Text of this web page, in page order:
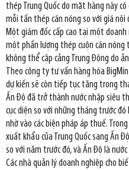
thép Trung Quốc do mặt hàng này
mỗi tấn thép cán nóng so với giá nội
Một giám đốc cấp cao tại một
một phần lượng thép cuộn cán nóng
không thể cập cảng Trung Đông do
Theo công ty tư vấn hàng hóa
dự kiến sẽ còn tiếp tục tăng trong
Ấn Độ đã trở thành nước nhập siêu
cục diện so với những tháng trước
nhờ vào các biện pháp áp thuế.
xuất khẩu của Trung Quốc sang Ấn
so với năm trước đó, và Ấn Độ là
Các nhà quản lý doanh nghiệp cho